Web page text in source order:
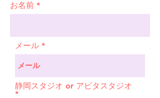
お名前
メール
静岡スタジオ or アピタスタジオ